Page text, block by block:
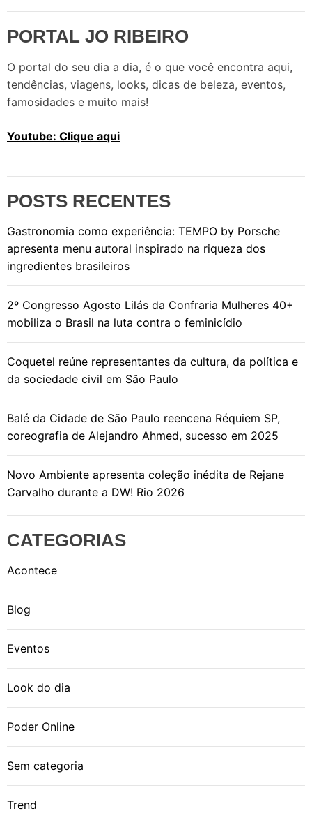
i
a
r
p
o
:
PORTAL JO RIBEIRO
O portal do seu dia a dia, é o que você encontra aqui,
tendências, viagens, looks, dicas de beleza, eventos,
famosidades e muito mais!
Youtube: Clique aqui
POSTS RECENTES
Gastronomia como experiência: TEMPO by Porsche
apresenta menu autoral inspirado na riqueza dos
ingredientes brasileiros
2º Congresso Agosto Lilás da Confraria Mulheres 40+
mobiliza o Brasil na luta contra o feminicídio
Coquetel reúne representantes da cultura, da política e
da sociedade civil em São Paulo
Balé da Cidade de São Paulo reencena Réquiem SP,
coreografia de Alejandro Ahmed, sucesso em 2025
Novo Ambiente apresenta coleção inédita de Rejane
Carvalho durante a DW! Rio 2026
CATEGORIAS
Acontece
Blog
Eventos
Look do dia
Poder Online
Sem categoria
Trend